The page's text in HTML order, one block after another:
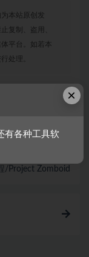
本站原创发
复制、盗用、
平台。如若本
处理。
/Project Zomboid
×
有各种工具软